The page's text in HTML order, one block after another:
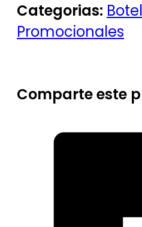
Categorias:
Promocionales
Comparte este